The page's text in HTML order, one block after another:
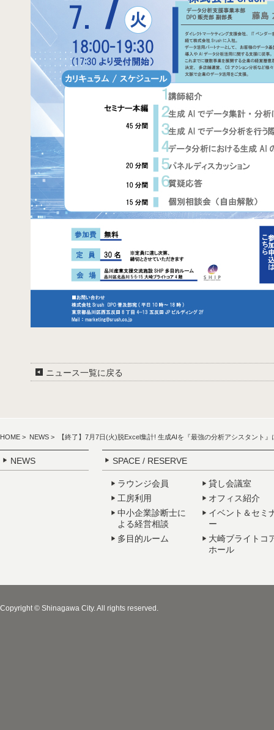
ニュース一覧に戻る
HOME > NEWS > 【終了】7月7日(火)脱Excel集計! 生成AIを『最強の分析アシスタント
NEWS SPACE / RESERVE
ラウンジ会員
工房利用
中小企業診断士に
よる経営相談
多目的ルーム
貸し会議室
オフィス紹介
イベント＆セミ
ー
大崎ブライトコ
ホール
Copyright © Shinagawa City. All rights reserved.